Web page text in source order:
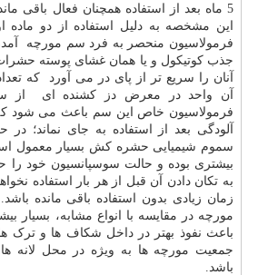
5 ماه بعد از استفاده همچنان فعال باقی
این مشخصه به دلیل استفاده از دو ماده
فرمولاسیون منحصر به فرد سم مورچه
جذب کوتیکول و یا همان غشای پوسته
آنان را سریع تر از پای در می آورد که
آن واحد در معرض دز کشنده ای از سم
فرمولاسیون خاص این سم باعث می شود که
آلودگی بعد از استفاده به جای نماند؛ در
سموم شیمیایی حشره کش بسیار معمول
بیشتری بوده و حالت سوسپانسیون خود را
به تکان دادن آن قبل از هر بار استفاده
زمان زیادی بدون استفاده باقی مانده
مورچه در مقایسه با انواع مشابه، بسیار
باعث نفوذ بهتر در داخل شکاف ها و ترک
جمعیت مورچه ها به ویژه در محل لانه
باشد.